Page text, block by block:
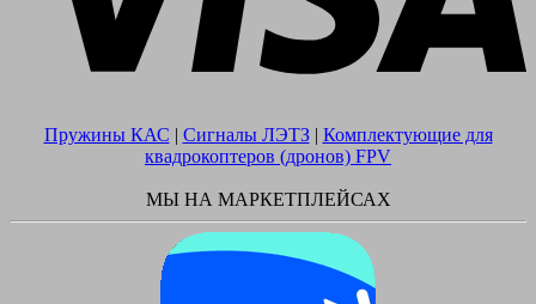
Пружины КАС | Сигналы ЛЭТЗ| Комплектующие для
квадрокоптеров (дронов) FPV
МЫ НА МАРКЕТПЛЕЙСАХ